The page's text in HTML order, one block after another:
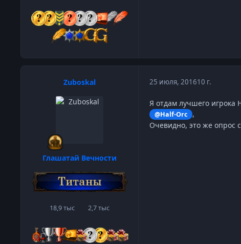
Zuboskal
Глашатай Вечности
18,9 тыссообщения2,7 тысРепутация
25 июля, 201610 г.
Я отдам лучшего игрока
@Half-Orc
,
Очевидно, это же опрос